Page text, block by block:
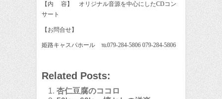
【内 容】 オリジナル音源を中心にしたCDコン
サート
【お問合せ】
姫路キャスパホール ℡079-284-5806 079-284-5806
Related Posts:
杏仁豆腐のココロ